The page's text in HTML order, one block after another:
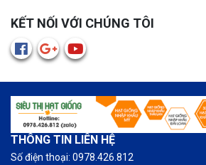
KẾT NỐI VỚI CHÚNG TÔI
THÔNG TIN LIÊN HỆ
Số điện thoại: 0978.426.812